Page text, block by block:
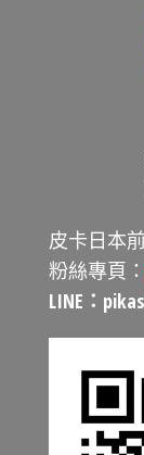
皮卡日本
粉絲專頁：
LINE：